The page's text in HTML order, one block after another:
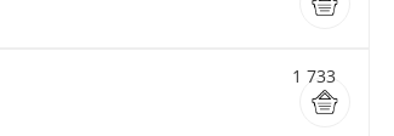
1 733